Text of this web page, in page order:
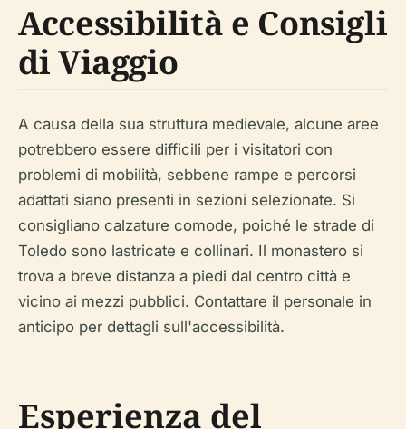
Accessibilità e Consigli
di Viaggio
A causa della sua struttura medievale, alcune aree
potrebbero essere difficili per i visitatori con
problemi di mobilità, sebbene rampe e percorsi
adattati siano presenti in sezioni selezionate. Si
consigliano calzature comode, poiché le strade di
Toledo sono lastricate e collinari. Il monastero si
trova a breve distanza a piedi dal centro città e
vicino ai mezzi pubblici. Contattare il personale in
anticipo per dettagli sull'accessibilità.
Esperienza del